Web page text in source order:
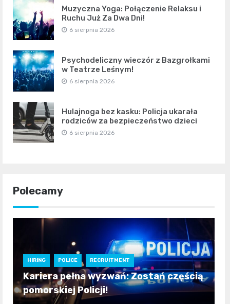
Muzyczna Yoga: Połączenie Relaksu i
Ruchu Już Za Dwa Dni!
6 sierpnia 2026
Psychodeliczny wieczór z Bazgrołkami
w Teatrze Leśnym!
6 sierpnia 2026
Hulajnoga bez kasku: Policja ukarała
rodziców za bezpieczeństwo dzieci
6 sierpnia 2026
Polecamy
HIRING POLICE RECRUITMENT
Kariera pełna wyzwań: Zostań częścią
pomorskiej Policji!